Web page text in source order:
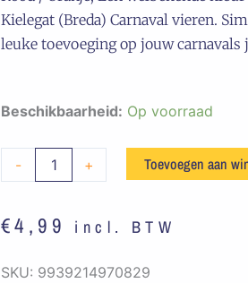
Kielegat (Breda) Carnaval vieren.
leuke toevoeging op jouw carnavals
Beschikbaarheid: Op voorraad
-
Embleem
Oranje
aantal
+ Toevoegen aan
€4,99 incl. BTW
SKU: 9939214970829